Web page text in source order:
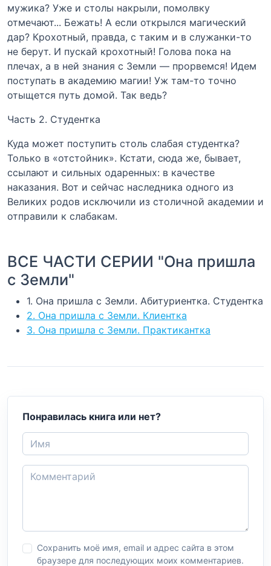
мужика? Уже и столы накрыли, помолвку
отмечают... Бежать! А если открылся магический
дар? Крохотный, правда, с таким и в служанки-то
не берут. И пускай крохотный! Голова пока на
плечах, а в ней знания с Земли — прорвемся! Идем
поступать в академию магии! Уж там-то точно
отыщется путь домой. Так ведь?
Часть 2. Студентка
Куда может поступить столь слабая студентка?
Только в «отстойник». Кстати, сюда же, бывает,
ссылают и сильных одаренных: в качестве
наказания. Вот и сейчас наследника одного из
Великих родов исключили из столичной академии и
отправили к слабакам.
ВСЕ ЧАСТИ СЕРИИ "Она пришла
с Земли"
1. Она пришла с Земли. Абитуриентка. Студентка
2. Она пришла с Земли. Клиентка
3. Она пришла с Земли. Практикантка
Понравилась книга или нет?
Сохранить моё имя, email и адрес сайта в этом
браузере для последующих моих комментариев.